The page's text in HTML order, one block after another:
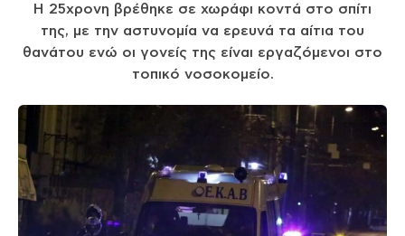
Η 25χρονη βρέθηκε σε χωράφι κοντά στο σπίτι
της, με την αστυνομία να ερευνά τα αίτια του
θανάτου ενώ οι γονείς της είναι εργαζόμενοι στο
τοπικό νοσοκομείο.